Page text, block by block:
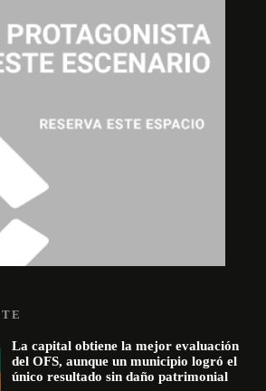
La capital obtiene la mejor evaluación
del OFS, aunque un municipio logró el
único resultado sin daño patrimonial